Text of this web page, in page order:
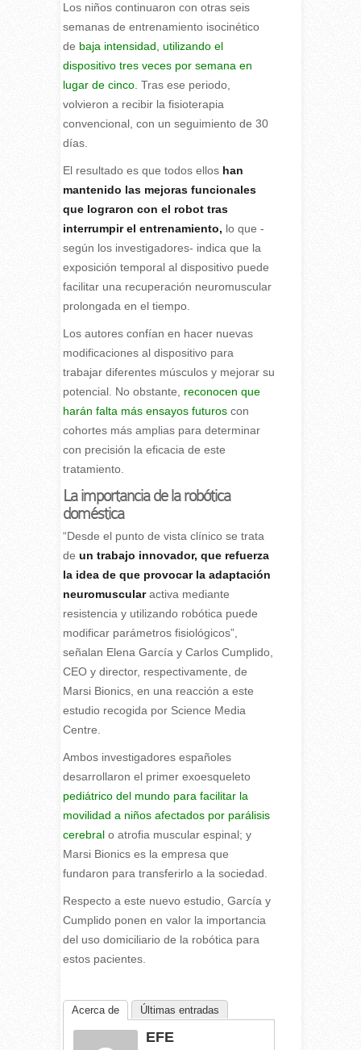
Los niños continuaron con otras seis
semanas de entrenamiento isocinético
de baja intensidad, utilizando el
dispositivo tres veces por semana en
lugar de cinco. Tras ese periodo,
volvieron a recibir la fisioterapia
convencional, con un seguimiento de 30
días.
El resultado es que todos ellos han
mantenido las mejoras funcionales
que lograron con el robot tras
interrumpir el entrenamiento, lo que -
según los investigadores- indica que la
exposición temporal al dispositivo puede
facilitar una recuperación neuromuscular
prolongada en el tiempo.
Los autores confían en hacer nuevas
modificaciones al dispositivo para
trabajar diferentes músculos y mejorar su
potencial. No obstante, reconocen que
harán falta más ensayos futuroscon
cohortes más amplias para determinar
con precisión la eficacia de este
tratamiento.
La importancia de la robótica
doméstica
“Desde el punto de vista clínico se trata
de un trabajo innovador, que refuerza
la idea de que provocar la adaptación
neuromuscularactiva mediante
resistencia y utilizando robótica puede
modificar parámetros fisiológicos”,
señalan Elena García y Carlos Cumplido,
CEO y director, respectivamente, de
Marsi Bionics, en una reacción a este
estudio recogida por Science Media
Centre.
Ambos investigadores españoles
desarrollaron el primer exoesqueleto
pediátrico del mundo para facilitar la
movilidad a niños afectados por parálisis
cerebralo atrofia muscular espinal; y
Marsi Bionics es la empresa que
fundaron para transferirlo a la sociedad.
Respecto a este nuevo estudio, García y
Cumplido ponen en valor la importancia
del uso domiciliario de la robótica para
estos pacientes.
Acerca de Últimas entradas
EFE